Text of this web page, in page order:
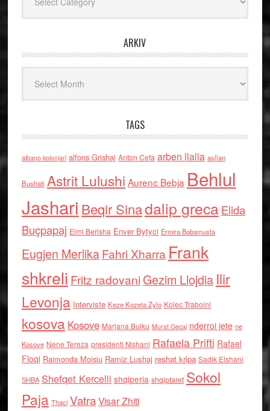
ARKIV
TAGS
albano kolonjari alfons Grishaj Anton Cefa arben llalla asllan
Bushati Astrit Lulushi Aurenc Bebja Behlul
Jashari Beqir Sinadalip grecaElida
Buçpapaj Elmi Berisha Enver Bytyci Ermira Babamusta
Eugjen MerlikaFahri Xharra Frank
shkreli Fritz radovaniGezim Llojdia Ilir
Levonja Interviste Keze Kozeta Zylo Kolec Traboini
kosova Kosove Marjana Bulku Murat Gecaj nderroi jete ne
Kosove Nene Tereza presidenti Nishani Rafaela Prifti Rafael
Floqi Raimonda Moisiu Ramiz Lushaj reshat kripa Sadik Elshani
SHBA Shefqet Kercelli shqiperia shqiptaret Sokol
Paja Thaci VatraVisar Zhiti